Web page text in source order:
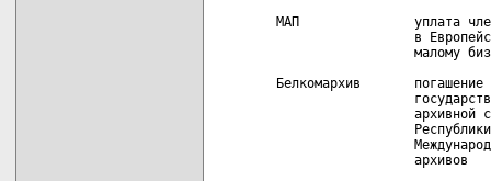
МАП               уплата
в
малому
Белкомархив       погашение
архивной
                  архивов